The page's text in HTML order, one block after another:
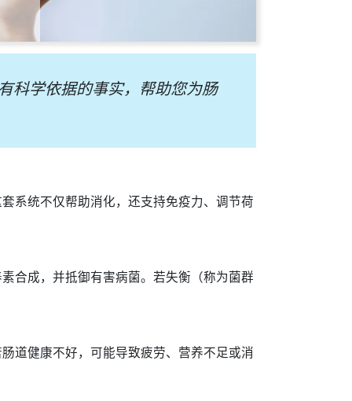
科学依据的事实，帮助您为肠
系统不仅帮助消化，还支持免疫力、调节荷
合成，并抵御有害病菌。若失衡（称为菌群
道健康不好，可能导致疲劳、营养不足或消